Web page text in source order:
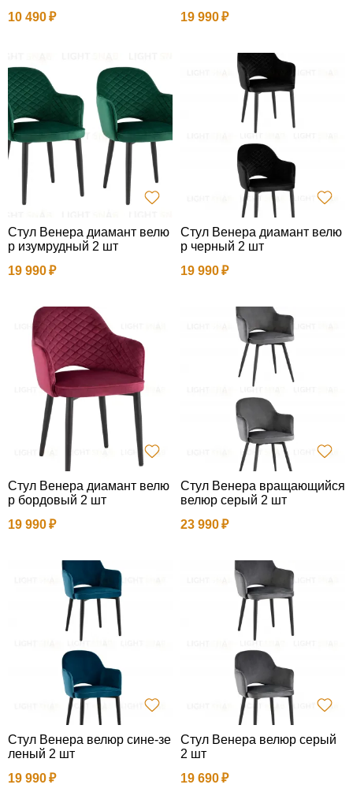
10 490
19 990
Стул Венера диамант велю
р изумрудный 2 шт
19 990
Стул Венера диамант велю
р черный 2 шт
19 990
Стул Венера диамант велю
р бордовый 2 шт
19 990
Стул Венера вращающийся
велюр серый 2 шт
23 990
Стул Венера велюр сине-зе
леный 2 шт
19 990
Стул Венера велюр серый
2 шт
19 690